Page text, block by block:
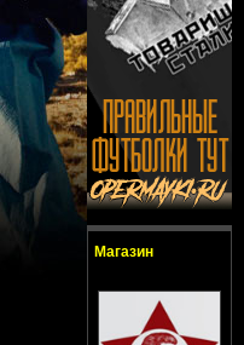
Магазин